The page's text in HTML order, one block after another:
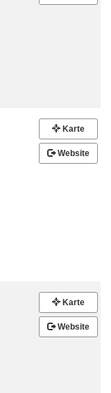
Karte
Website
Karte
Website